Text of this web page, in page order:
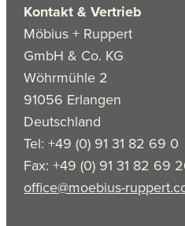
Kontakt & Vertrieb
Möbius + Ruppert
GmbH & Co. KG
Wöhrmühle 2
91056 Erlangen
Deutschland
Tel: +49 (0) 91 31 82 69 0
Fax: +49 (0) 91 31 82 69
office@moebius-